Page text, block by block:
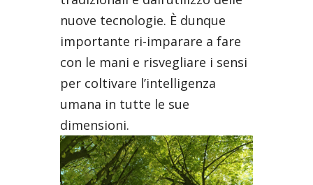
nuove tecnologie. È dunque
importante ri-imparare a fare
con le mani e risvegliare i sensi
per coltivare l’intelligenza
umana in tutte le sue
dimensioni.